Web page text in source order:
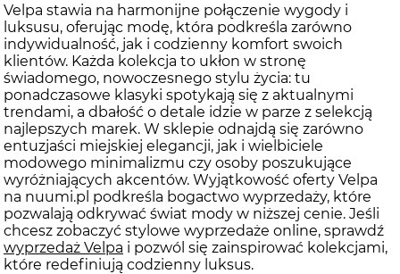
Velpa stawia na harmonijne połączenie wygody i
luksusu, oferując modę, która podkreśla zarówno
indywidualność, jak i codzienny komfort swoich
klientów. Każda kolekcja to ukłon w stronę
świadomego, nowoczesnego stylu życia: tu
ponadczasowe klasyki spotykają się z aktualnymi
trendami, a dbałość o detale idzie w parze z selekcją
najlepszych marek. W sklepie odnajdą się zarówno
entuzjaści miejskiej elegancji, jak i wielbiciele
modowego minimalizmu czy osoby poszukujące
wyróżniających akcentów. Wyjątkowość oferty Velpa
na nuumi.pl podkreśla bogactwo wyprzedaży, które
pozwalają odkrywać świat mody w niższej cenie. Jeśli
chcesz zobaczyć stylowe wyprzedaże online, sprawdź
wyprzedaż Velpa i pozwól się zainspirować kolekcjami,
które redefiniują codzienny luksus.